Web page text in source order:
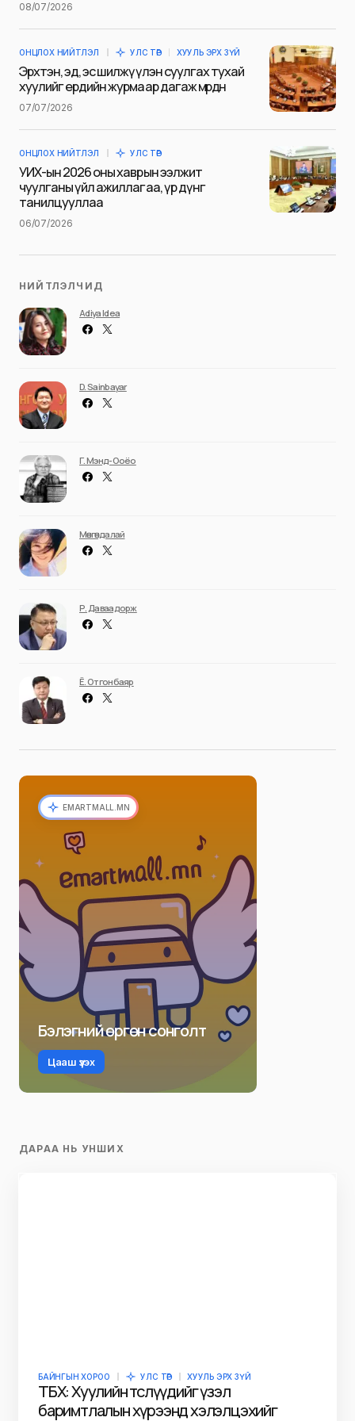
Сэтгэгдэл
time I comment.
Илгээх
08/07/2026
ОНЦЛОХ НИЙТЛЭЛ УЛС ТӨР ХУУЛЬ ЭРХ ЗҮЙ
Эрхтэн, эд, эс шилжүүлэн суулгах тухай
хуулийг ердийн журмаар дагаж мөрдөнө
07/07/2026
ОНЦЛОХ НИЙТЛЭЛ УЛС ТӨР
УИХ-ын 2026 оны хаврын ээлжит
чуулганы үйл ажиллагаа, үр дүнг
танилцууллаа
06/07/2026
НИЙТЛЭЛЧИД
Adiya Idea
D. Sainbayar
Г. Мэнд-Ооёо
Мөнгөндалай
Р. Даваадорж
Ё. Отгонбаяр
EMARTMALL.MN
Бэлэгний өргөн сонголт
Цааш үзэх
ДАРАА НЬ УНШИХ
БАЙНГЫН ХОРОО УЛС ТӨР ХУУЛЬ ЭРХ ЗҮЙ
ТБХ: Хуулийн төслүүдийг үзэл
баримтлалын хүрээнд хэлэлцэхийг